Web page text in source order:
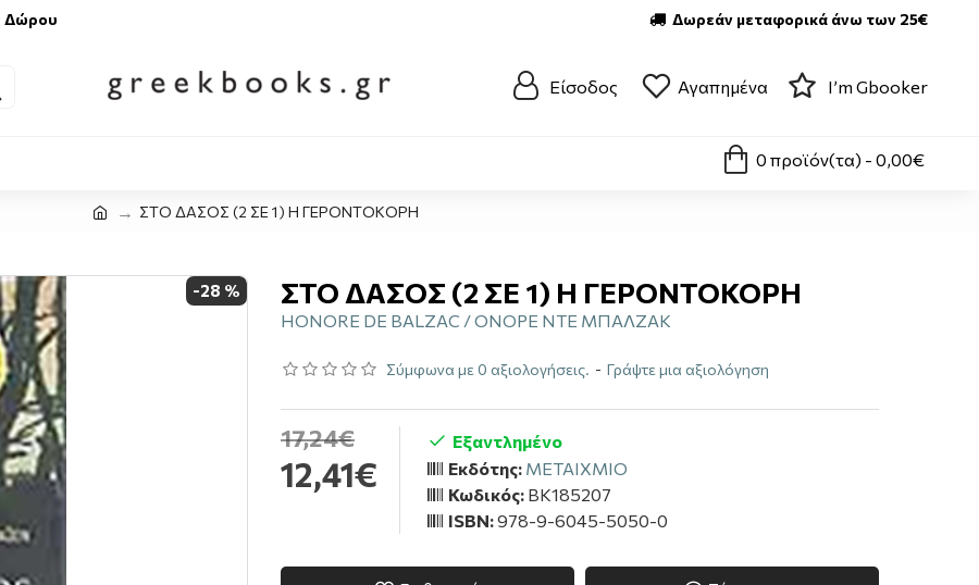
Δώρου Δωρεάν μεταφορικά άνω των 25€
Είσοδος Αγαπημένα I’m Gbooker
0 προϊόν(τα) - 0,00€
ΣΤΟ ΔΑΣΟΣ (2 ΣΕ 1) Η ΓΕΡΟΝΤΟΚΟΡΗ
-28 % ΣΤΟ ΔΑΣΟΣ (2 ΣΕ 1) Η ΓΕΡΟΝΤΟΚΟΡΗ
HONORE DE BALZAC / ΟΝΟΡΕ ΝΤΕ ΜΠΑΛΖΑΚ
Σύμφωνα με 0 αξιολογήσεις. - Γράψτε μια αξιολόγηση
12,41€
17,24€
Εξαντλημένο
Εκδότης: ΜΕΤΑΙΧΜΙΟ
Κωδικός: BK185207
ISBN:978-9-6045-5050-0